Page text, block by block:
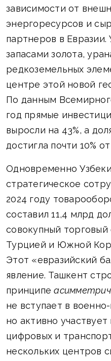
зависимости от
энергоресурсов и
партнеров в Евразии.
запасами золота,
редкоземельных
центре этой новой
По данным
год прямые
выросли на 43%, а
достигла почти 10%
Одновременно
стратегическое
2024 году
составил 11,4 млрд
совокупный
Турцией и Южной
Этот «евразийский
явление. Ташкент
принципе
не вступает в
но активно
цифровых и
нескольких центров